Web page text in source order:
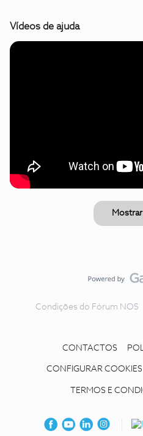
Vídeos de ajuda
Condições do Fórum NOS
CONTACTOS
CONFIGURAR COOKIES
TERMOS E